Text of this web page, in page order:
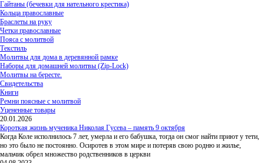
Гайтаны (бечевки для нательного крестика)
Кольца православные
Браслеты на руку
Четки православные
Пояса с молитвой
Текстиль
Молитвы для дома в деревянной рамке
Наборы для домашней молитвы (Zip-Lock)
Молитвы на бересте.
Свидетельства
Книги
Ремни поясные с молитвой
Уцененные товары
20.01.2026
Короткая жизнь мученика Николая Гусева – память 9 октября
Когда Коле исполнилось 7 лет, умерла и его бабушка, тогда он смог найти приют у тети,
но это было не постоянно. Осиротев в этом мире и потеряв свою родню и жилье,
мальчик обрел множество родственников в церкви